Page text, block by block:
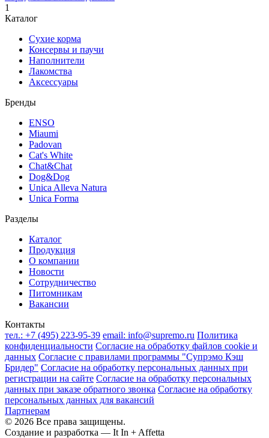
1
Каталог
Сухие корма
Консервы и паучи
Наполнители
Лакомства
Аксессуары
Бренды
ENSO
Miaumi
Padovan
Cat's White
Chat&Chat
Dog&Dog
Unica Alleva Natura
Unica Forma
Разделы
Каталог
Продукция
О компании
Новости
Сотрудничество
Питомникам
Вакансии
Контакты
тел.: +7 (495) 223-95-39 email: info@supremo.ru Политика
конфиденциальности Согласие на обработку файлов cookie и
данных Согласие с правилами программы "Супрэмо Кэш
Бридер" Согласие на обработку персональных данных при
регистрации на сайте Согласие на обработку персональных
данных при заказе обратного звонка Согласие на обработку
персональных данных для вакансий
Партнерам
© 2026 Все права защищены.
Создание и разработка — It In + Affetta